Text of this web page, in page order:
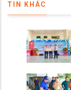
TIN KHÁC